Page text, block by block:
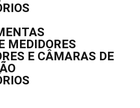
MEDIDORES
E CÂMARAS DE